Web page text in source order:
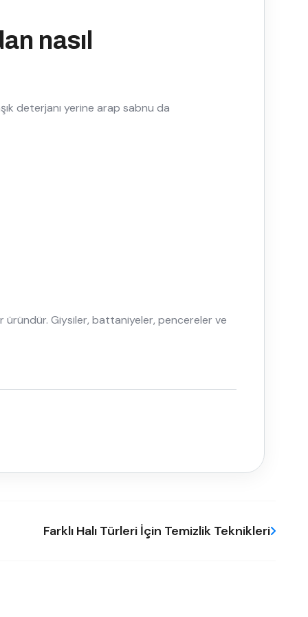
nasıl
deterjanı yerine arap sabnu da
üründür. Giysiler, battaniyeler, pencereler ve
Farklı Halı Türleri İçin Temizlik Teknikleri